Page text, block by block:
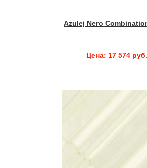
Azulej Nero
Цена: 17 574 руб.